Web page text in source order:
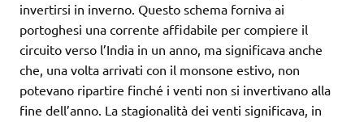
invertirsi in inverno. Questo schema forniva ai
portoghesi una corrente affidabile per compiere il
circuito verso l’India in un anno, ma significava anche
che, una volta arrivati con il monsone estivo, non
potevano ripartire finché i venti non si invertivano alla
fine dell’anno. La stagionalità dei venti significava, in